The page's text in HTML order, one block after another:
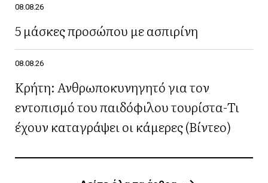
08.08.26
5 μάσκες προσώπου με ασπιρίνη
08.08.26
Κρήτη: Ανθρωποκυνηγητό για τον
εντοπισμό του παιδόφιλου τουρίστα-Τι
έχουν καταγράψει οι κάμερες (Βίντεο)